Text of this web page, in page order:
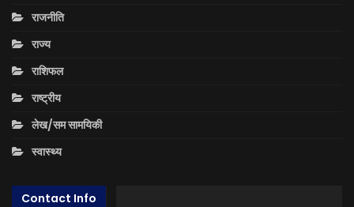
राजनीति
राज्य
राशिफल
राष्ट्रीय
लेख/सम सामयिकी
स्वास्थ्य
Contact Info